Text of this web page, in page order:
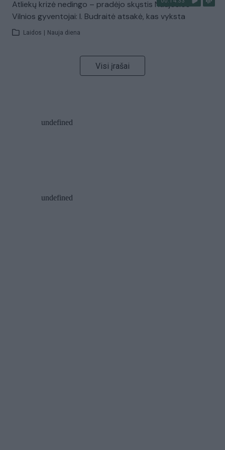
Atliekų krizė nedingo – pradėjo skųstis Naujosios
Vilnios gyventojai: I. Budraitė atsakė, kas vyksta
Laidos Nauja diena
Visi įrašai